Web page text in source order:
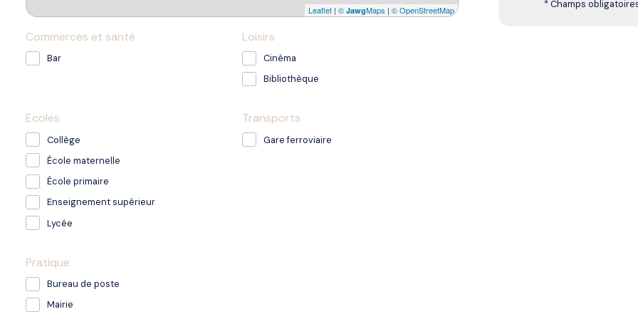
Leaflet | © JawgMaps | © OpenStreetMap
Commerces et santé
Bar
Loisirs
Cinéma
Bibliothèque
Ecoles
Collège
École maternelle
École primaire
Enseignement supérieur
Lycée
Transports
Gare ferroviaire
Pratique
Bureau de poste
Mairie
* Champs